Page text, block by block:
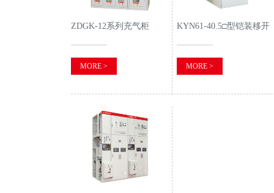
ZDGK-12系列充气柜
MORE >
KYN61-40.5□型铠装移开
式交流金属封闭开关设备
MORE >